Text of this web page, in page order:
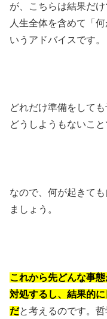
が、こちらは結果だ
人生全体を含めて「
いうアドバイスです。
どれだけ準備をして
どうしようもないこと
なので、何が起きて
ましょう。
これから先どんな事
対処するし、結果的
だと考えるのです。哲